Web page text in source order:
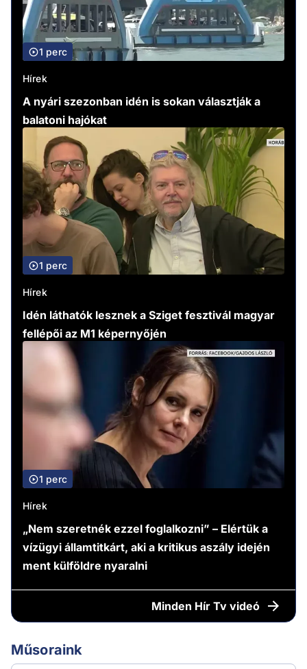
1 perc
Hírek
A nyári szezonban idén is sokan választják a
balatoni hajókat
1 perc
Hírek
Idén láthatók lesznek a Sziget fesztivál magyar
fellépői az M1 képernyőjén
1 perc
Hírek
„Nem szeretnék ezzel foglalkozni” – Elértük a
vízügyi államtitkárt, aki a kritikus aszály idején
ment külföldre nyaralni
Minden Hír Tv videó
Műsoraink